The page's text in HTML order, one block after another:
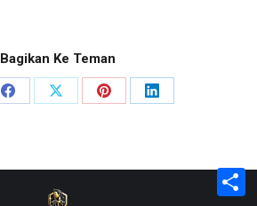
Bagikan Ke Teman
Share
Share
Share
Share